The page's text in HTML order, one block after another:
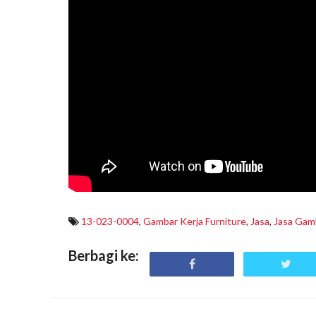
13-023-0004, Gambar Kerja Furniture, Jasa, Jasa
Berbagi ke: